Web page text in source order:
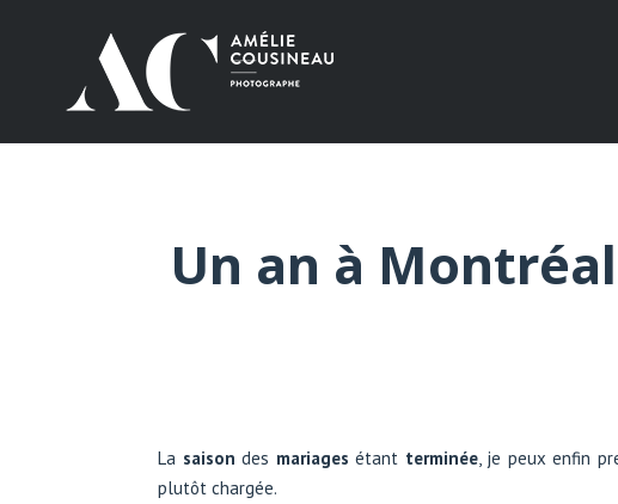
Un an à
La saison des mariages étant terminée, je peux enfin
plutôt chargée.